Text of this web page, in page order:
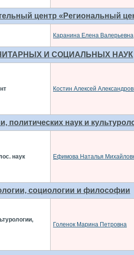
центр «Региональный
Каранина Елена Валерьевна
И СОЦИАЛЬНЫХ НАУК
Костин Алексей
политических наук и
наук Ефимова Наталья
социологии и философии
Голенок Марина Петровна